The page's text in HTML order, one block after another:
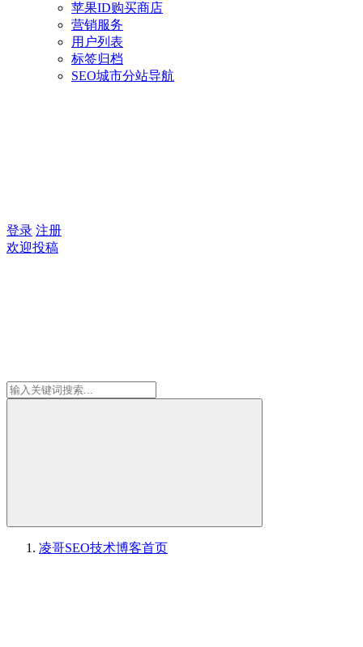
苹果ID购买商店
营销服务
用户列表
标签归档
SEO城市分站导航
登录 注册
欢迎投稿
凌哥SEO技术博客首页